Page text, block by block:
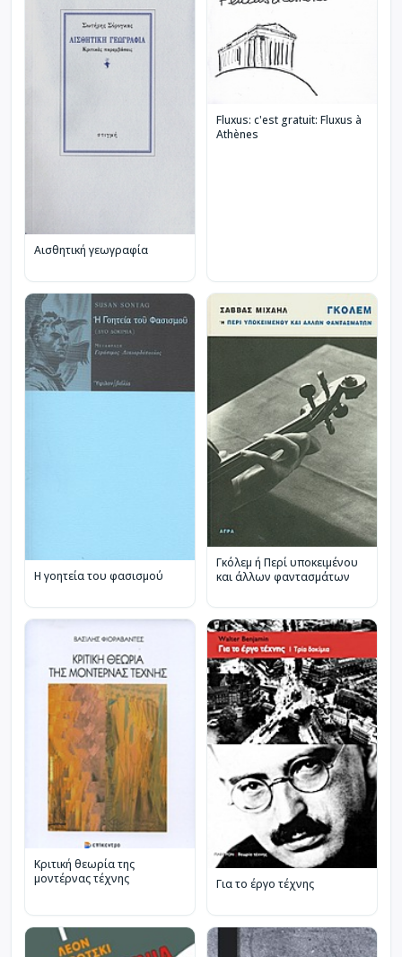
Αισθητική γεωγραφία
Fluxus: c'est gratuit: Fluxus à
Athènes
Η γοητεία του φασισμού
Γκόλεμ ή Περί υποκειμένου
και άλλων φαντασμάτων
Κριτική θεωρία της
μοντέρνας τέχνης
Για το έργο τέχνης